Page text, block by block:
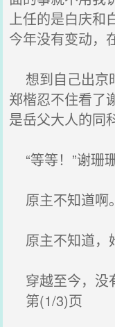
上任的是白庆和
今年没有变动，
想到自己出京
郑楷忍不住看了
是岳父大人的同
“等等！”谢珊
原主不知道啊。
原主不知道，
穿越至今，没
第(1/3)页